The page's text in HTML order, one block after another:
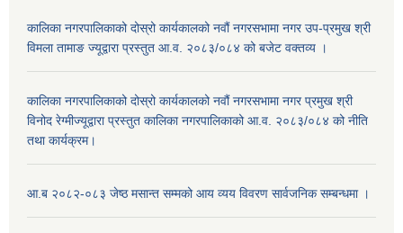
कालिका नगरपालिकाको दोस्रो कार्यकालको नवौं नगरसभामा नगर उप-प्रमुख श्री
विमला तामाङ ज्यूद्वारा प्रस्तुत आ.व. २०८३/०८४ को बजेट वक्तव्य ।
कालिका नगरपालिकाको दोस्रो कार्यकालको नवौं नगरसभामा नगर प्रमुख श्री
विनोद रेग्मीज्यूद्वारा प्रस्तुत कालिका नगरपालिकाको आ.व. २०८३/०८४ को नीति
तथा कार्यक्रम।
आ.ब २०८२-०८३ जेष्ठ मसान्त सम्मको आय व्यय विवरण सार्वजनिक सम्बन्धमा ।